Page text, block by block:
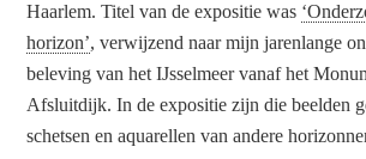
Haarlem. Titel van de expositie was
horizon’, verwijzend naar mijn jarenlange
beleving van het IJsselmeer vanaf het
Afsluitdijk. In de expositie zijn die beelden
schetsen en aquarellen van andere